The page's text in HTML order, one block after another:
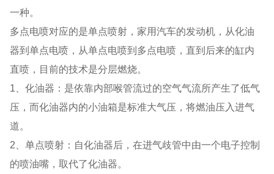
一种。
多点电喷对应的是单点喷射，家用汽车的发动机，从化油
器到单点电喷，从单点电喷到多点电喷，直到后来的缸内
直喷，目前的技术是分层燃烧。
1、化油器：是依靠内部喉管流过的空气气流所产生了低气
压，而化油器内的小油箱是标准大气压，将燃油压入进气
道。
2、单点喷射：自化油器后，在进气歧管中由一个电子控制
的喷油嘴，取代了化油器。